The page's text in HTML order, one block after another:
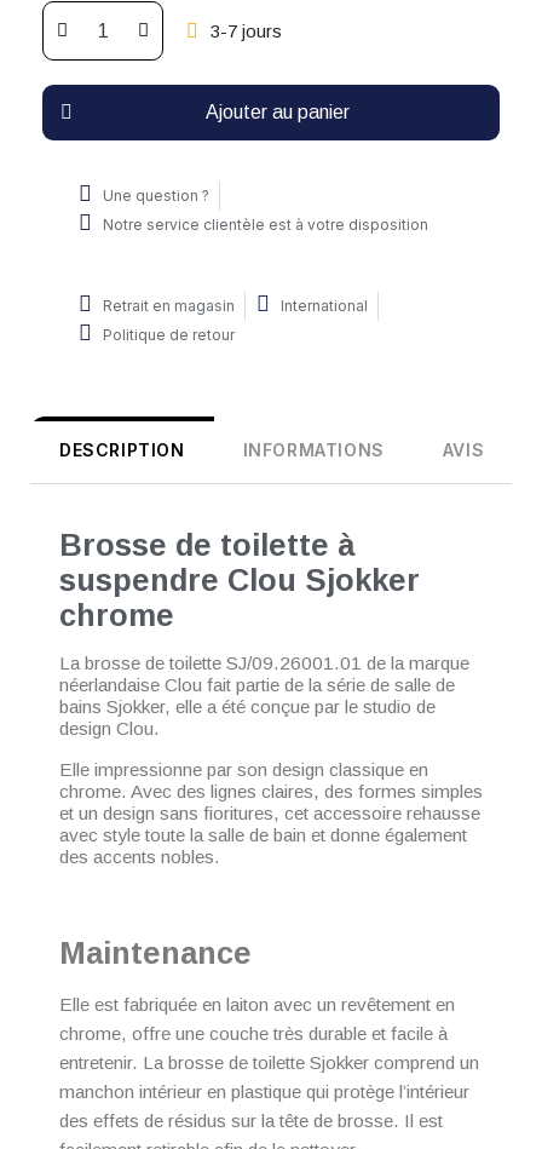
3-7 jours
Ajouter au panier
Une question ?
Notre service clientèle est à votre disposition
Retrait en magasin
International
Politique de retour
DESCRIPTION INFORMATIONS AVIS
Brosse de toilette à
suspendre Clou Sjokker
chrome
La brosse de toilette SJ/09.26001.01 de la marque
néerlandaise Clou fait partie de la série de salle de
bains Sjokker, elle a été conçue par le studio de
design Clou.
Elle impressionne par son design classique en
chrome. Avec des lignes claires, des formes simples
et un design sans fioritures, cet accessoire rehausse
avec style toute la salle de bain et donne également
des accents nobles.
Maintenance
Elle est fabriquée en laiton avec un revêtement en
chrome, offre une couche très durable et facile à
entretenir. La brosse de toilette Sjokker comprend un
manchon intérieur en plastique qui protège l’intérieur
des effets de résidus sur la tête de brosse. Il est